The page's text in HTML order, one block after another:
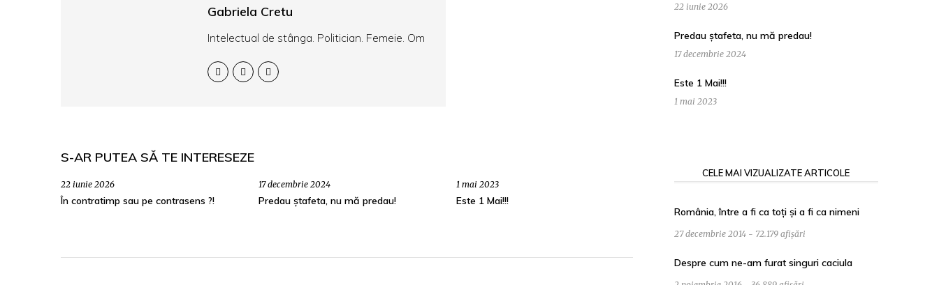
Gabriela Cretu
Intelectual de stânga. Politician. Femeie. Om
S-AR PUTEA SĂ TE INTERESEZE
22 iunie 2026
În contratimp sau pe contrasens ?!
17 decembrie 2024
Predau ștafeta, nu mă predau!
1 mai 2023
Este 1 Mai!!!
22 iunie 2026
Predau ștafeta, nu mă predau!
17 decembrie 2024
Este 1 Mai!!!
1 mai 2023
CELE MAI VIZUALIZATE ARTICOLE
România, între a fi ca toți și a fi ca nimeni
27 decembrie 2014 - 72.179 afișări
Despre cum ne-am furat singuri caciula